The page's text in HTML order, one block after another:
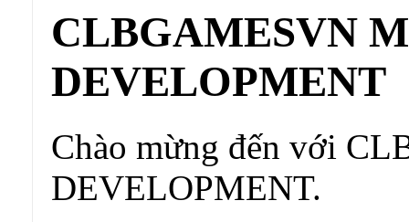
CLBGAMESVN
DEVELOPMENT
Chào mừng đến với
DEVELOPMENT.